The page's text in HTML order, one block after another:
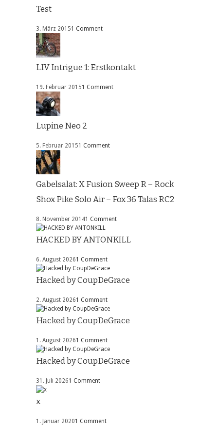
Test
3. März 20151 Comment
LIV Intrigue 1: Erstkontakt
19. Februar 20151 Comment
Lupine Neo 2
5. Februar 20151 Comment
Gabelsalat: X Fusion Sweep R – Rock
Shox Pike Solo Air – Fox 36 Talas RC2
8. November 20141 Comment
HACKED BY ANTONKILL
6. August 20261 Comment
Hacked by CoupDeGrace
2. August 20261 Comment
Hacked by CoupDeGrace
1. August 20261 Comment
Hacked by CoupDeGrace
31. Juli 20261 Comment
x
1. Januar 20201 Comment